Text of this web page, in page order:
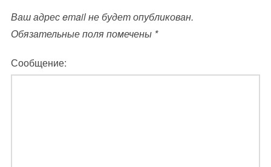
Ваш адрес email не будет опубликован.
Обязательные поля помечены *
Сообщение: